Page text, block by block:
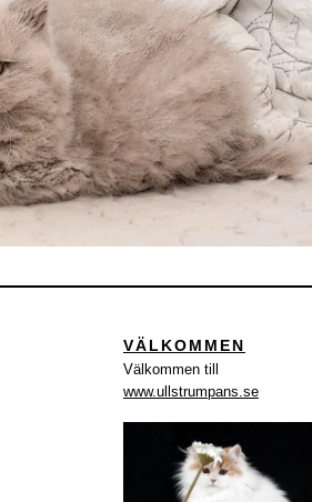
VÄLKOMMEN
Välkommen till
www.ullstrumpans.se